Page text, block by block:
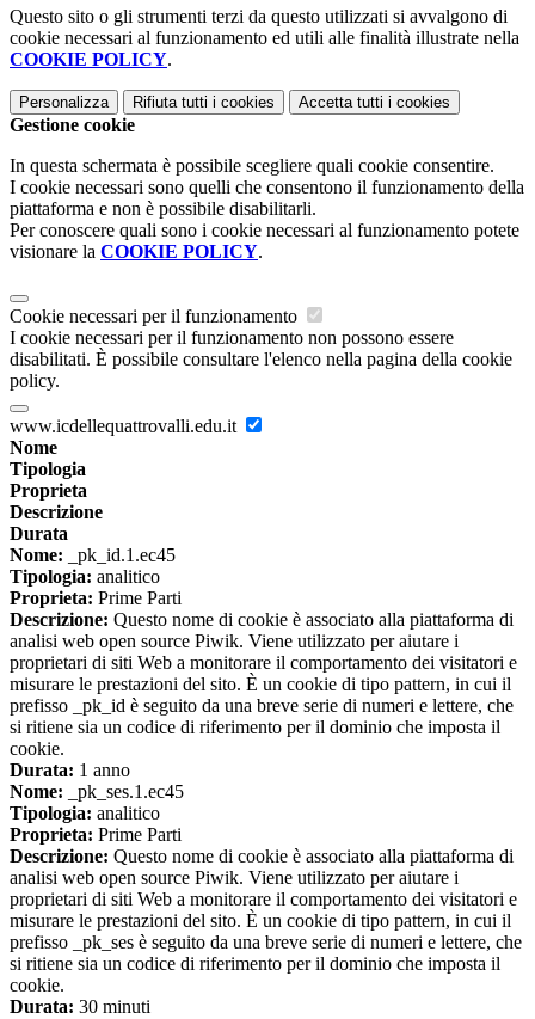
Questo sito o gli strumenti terzi da questo utilizzati si avvalgono di
cookie necessari al funzionamento ed utili alle finalità illustrate nella
COOKIE POLICY.
Personalizza Rifiuta tutti i cookies Accetta tutti i cookies
Gestione cookie
In questa schermata è possibile scegliere quali cookie consentire.
I cookie necessari sono quelli che consentono il funzionamento della
piattaforma e non è possibile disabilitarli.
Per conoscere quali sono i cookie necessari al funzionamento potete
visionare la COOKIE POLICY.
Cookie necessari per il funzionamento
I cookie necessari per il funzionamento non possono essere
disabilitati. È possibile consultare l'elenco nella pagina della cookie
policy.
www.icdellequattrovalli.edu.it
Nome
Tipologia
Proprieta
Descrizione
Durata
Nome: _pk_id.1.ec45
Tipologia: analitico
Proprieta: Prime Parti
Descrizione: Questo nome di cookie è associato alla piattaforma di
analisi web open source Piwik. Viene utilizzato per aiutare i
proprietari di siti Web a monitorare il comportamento dei visitatori e
misurare le prestazioni del sito. È un cookie di tipo pattern, in cui il
prefisso _pk_id è seguito da una breve serie di numeri e lettere, che
si ritiene sia un codice di riferimento per il dominio che imposta il
cookie.
Durata: 1 anno
Nome: _pk_ses.1.ec45
Tipologia: analitico
Proprieta: Prime Parti
Descrizione: Questo nome di cookie è associato alla piattaforma di
analisi web open source Piwik. Viene utilizzato per aiutare i
proprietari di siti Web a monitorare il comportamento dei visitatori e
misurare le prestazioni del sito. È un cookie di tipo pattern, in cui il
prefisso _pk_ses è seguito da una breve serie di numeri e lettere, che
si ritiene sia un codice di riferimento per il dominio che imposta il
cookie.
Durata: 30 minuti